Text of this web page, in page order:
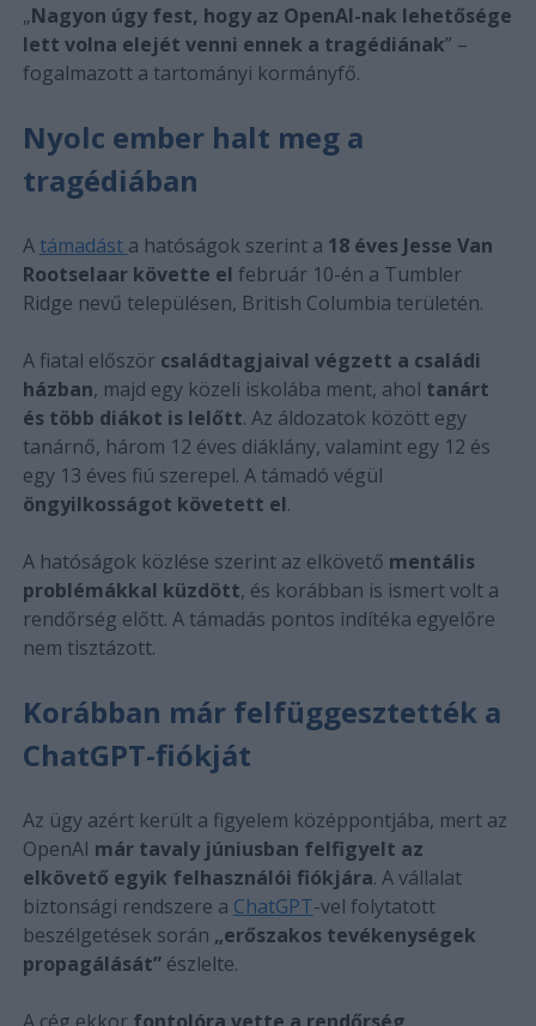
„Nagyon úgy fest, hogy az OpenAI-nak lehetősége
lett volna elejét venni ennek a tragédiának” –
fogalmazott a tartományi kormányfő.
Nyolc ember halt meg a
tragédiában
A támadást a hatóságok szerint a 18 éves Jesse Van
Rootselaar követte el február 10-én a Tumbler
Ridge nevű településen, British Columbia területén.
A fiatal először családtagjaival végzett a családi
házban, majd egy közeli iskolába ment, ahol tanárt
és több diákot is lelőtt. Az áldozatok között egy
tanárnő, három 12 éves diáklány, valamint egy 12 és
egy 13 éves fiú szerepel. A támadó végül
öngyilkosságot követett el.
A hatóságok közlése szerint az elkövető mentális
problémákkal küzdött, és korábban is ismert volt a
rendőrség előtt. A támadás pontos indítéka egyelőre
nem tisztázott.
Korábban már felfüggesztették a
ChatGPT-fiókját
Az ügy azért került a figyelem középpontjába, mert az
OpenAI már tavaly júniusban felfigyelt az
elkövető egyik felhasználói fiókjára. A vállalat
biztonsági rendszere a ChatGPT-vel folytatott
beszélgetések során „erőszakos tevékenységek
propagálását”észlelte.
A cég ekkor fontolóra vette a rendőrség